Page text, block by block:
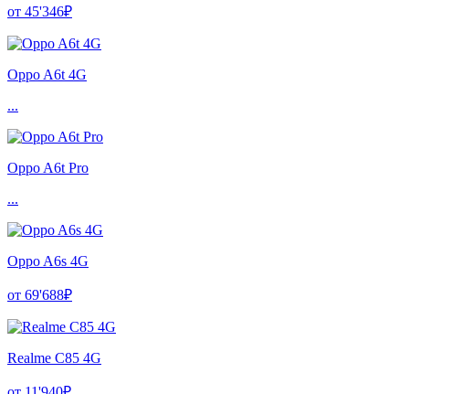
от 45'346₽
Oppo A6t 4G
...
Oppo A6t Pro
...
Oppo A6s 4G
от 69'688₽
Realme C85 4G